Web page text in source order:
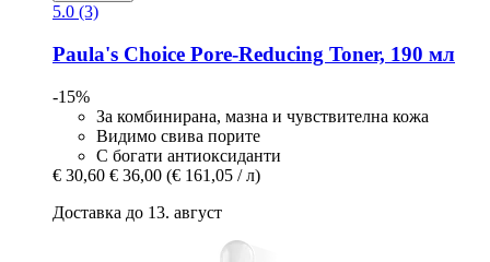
5.0 (3)
Paula's Choice Pore-​Reducing Toner, 190 мл
-15%
За комбинирана, мазна и чувствителна кожа
Видимо свива порите
С богати антиоксиданти
€ 30,60 € 36,00 (€ 161,05 / л)
Доставка до 13. август